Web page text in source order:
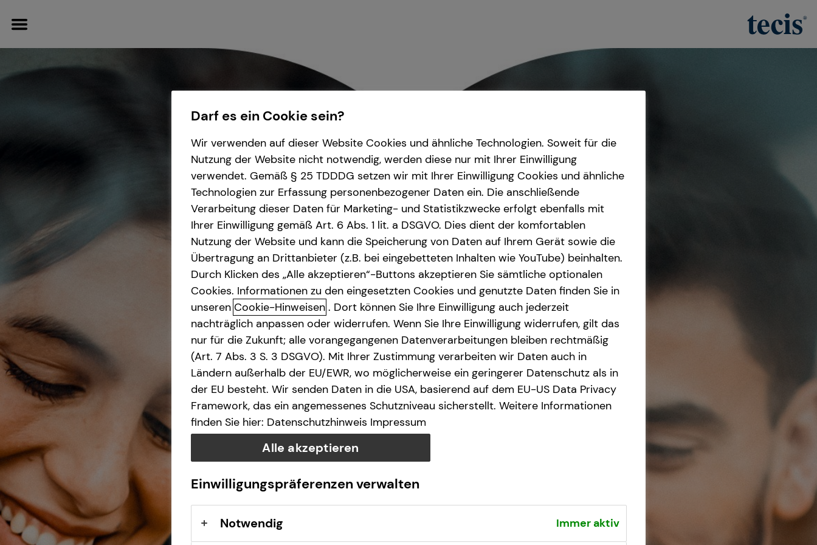
Darf es ein Cookie sein?
Wir verwenden auf dieser Website Cookies und ähnliche Technologien. Soweit für die
Nutzung der Website nicht notwendig, werden diese nur mit Ihrer Einwilligung
verwendet. Gemäß § 25 TDDDG setzen wir mit Ihrer Einwilligung Cookies und ähnliche
Technologien zur Erfassung personenbezogener Daten ein. Die anschließende
Verarbeitung dieser Daten für Marketing- und Statistikzwecke erfolgt ebenfalls mit
Ihrer Einwilligung gemäß Art. 6 Abs. 1 lit. a DSGVO. Dies dient der komfortablen
Nutzung der Website und kann die Speicherung von Daten auf Ihrem Gerät sowie die
Übertragung an Drittanbieter (z.B. bei eingebetteten Inhalten wie YouTube) beinhalten.
Durch Klicken des „Alle akzeptieren“-Buttons akzeptieren Sie sämtliche optionalen
Cookies. Informationen zu den eingesetzten Cookies und genutzte Daten finden Sie in
unseren Cookie-Hinweisen . Dort können Sie Ihre Einwilligung auch jederzeit
nachträglich anpassen oder widerrufen. Wenn Sie Ihre Einwilligung widerrufen, gilt das
nur für die Zukunft; alle vorangegangenen Datenverarbeitungen bleiben rechtmäßig
(Art. 7 Abs. 3 S. 3 DSGVO). Mit Ihrer Zustimmung verarbeiten wir Daten auch in
Ländern außerhalb der EU/EWR, wo möglicherweise ein geringerer Datenschutz als in
der EU besteht. Wir senden Daten in die USA, basierend auf dem EU-US Data Privacy
Framework, das ein angemessenes Schutzniveau sicherstellt. Weitere Informationen
finden Sie hier: Datenschutzhinweis Impressum
Alle akzeptieren
Einwilligungspräferenzen verwalten
Notwendig Immer aktiv